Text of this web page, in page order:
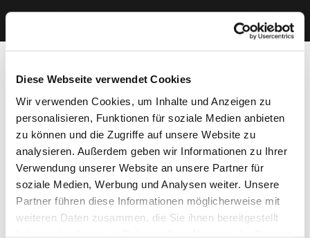
Diese Webseite verwendet Cookies
Wir verwenden Cookies, um Inhalte und Anzeigen zu
personalisieren, Funktionen für soziale Medien anbieten
zu können und die Zugriffe auf unsere Website zu
analysieren. Außerdem geben wir Informationen zu Ihrer
Verwendung unserer Website an unsere Partner für
soziale Medien, Werbung und Analysen weiter. Unsere
Partner führen diese Informationen möglicherweise mit
weiteren Daten zusammen, die Sie ihnen bereitgestellt